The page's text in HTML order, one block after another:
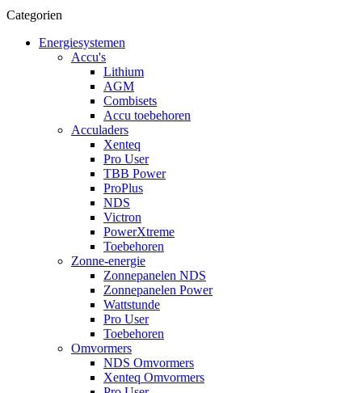
Categorien
Energiesystemen
Accu's
Lithium
AGM
Combisets
Accu toebehoren
Acculaders
Xenteq
Pro User
TBB Power
ProPlus
NDS
Victron
PowerXtreme
Toebehoren
Zonne-energie
Zonnepanelen NDS
Zonnepanelen Power
Wattstunde
Pro User
Toebehoren
Omvormers
NDS Omvormers
Xenteq Omvormers